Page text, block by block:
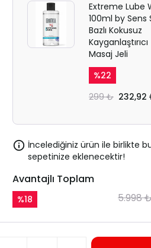
Extreme Lube
100ml by Sens
Bazlı Kokusuz
Kayganlaştırıcı
Masaj Jeli
%22
299 ₺ 232,92
İncelediğiniz ürün ile birlikte
sepetinize eklenecektir!
Avantajlı Toplam
%18 5.998